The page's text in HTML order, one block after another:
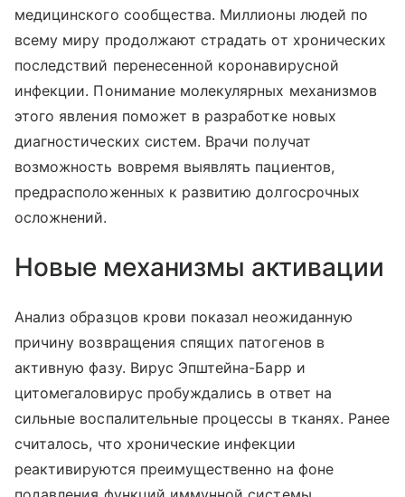
медицинского сообщества. Миллионы людей по
всему миру продолжают страдать от хронических
последствий перенесенной коронавирусной
инфекции. Понимание молекулярных механизмов
этого явления поможет в разработке новых
диагностических систем. Врачи получат
возможность вовремя выявлять пациентов,
предрасположенных к развитию долгосрочных
осложнений.
Новые механизмы активации
Анализ образцов крови показал неожиданную
причину возвращения спящих патогенов в
активную фазу. Вирус Эпштейна-Барр и
цитомегаловирус пробуждались в ответ на
сильные воспалительные процессы в тканях. Ранее
считалось, что хронические инфекции
реактивируются преимущественно на фоне